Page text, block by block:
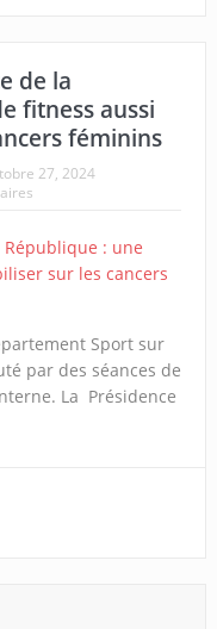
de la
fitness aussi
féminins
27, 2024
Sport sur
par des séances de
La Présidence